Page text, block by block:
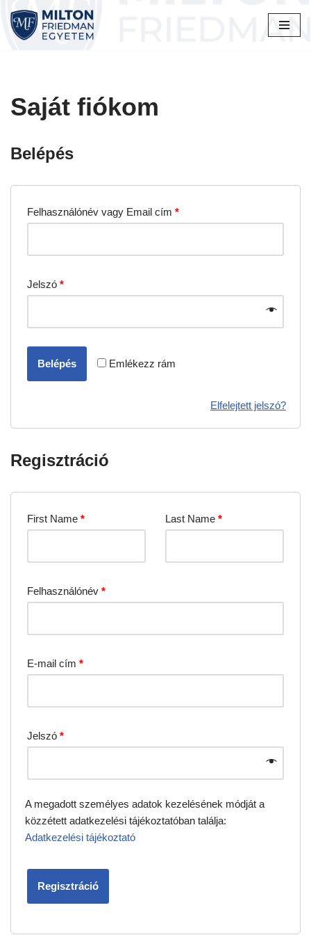
Skip
Saját fiókom
Belépés
Felhasználónév vagy Email cím *
Jelszó *
Emlékezz rám
Belépés
Elfelejtett jelszó?
Regisztráció
First Name * Last Name*
Felhasználónév *
E-mail cím *
Jelszó *
A megadott személyes adatok kezelésének módját a
közzétett adatkezelési tájékoztatóban találja:
Adatkezelési tájékoztató
Regisztráció